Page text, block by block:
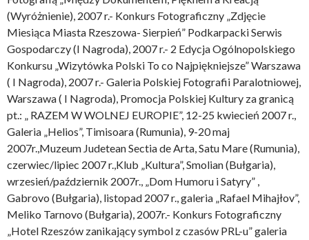
(Wyróżnienie), 2007 r.- Konkurs Fotograficzny „Zdjęcie
Miesiąca Miasta Rzeszowa- Sierpień” Podkarpacki Serwis
Gospodarczy (I Nagroda), 2007 r.- 2 Edycja Ogólnopolskiego
Konkursu „Wizytówka Polski To co Najpiękniejsze” Warszawa
( I Nagroda), 2007 r.- Galeria Polskiej Fotografii Paralotniowej,
Warszawa ( I Nagroda), Promocja Polskiej Kultury za granicą
pt.: „ RAZEM W WOLNEJ EUROPIE”, 12-25 kwiecień 2007 r.,
Galeria „Helios”, Timisoara (Rumunia), 9-20 maj
2007r.,Muzeum Judetean Sectia de Arta, Satu Mare (Rumunia),
czerwiec/lipiec 2007 r.,Klub „Kultura”, Smolian (Bułgaria),
wrzesień/październik 2007r., „Dom Humoru i Satyry” ,
Gabrovo (Bułgaria), listopad 2007 r., galeria „Rafael Mihajłov”,
Meliko Tarnovo (Bułgaria), 2007r.- Konkurs Fotograficzny
„Hotel Rzeszów zanikający symbol z czasów PRL-u” galeria